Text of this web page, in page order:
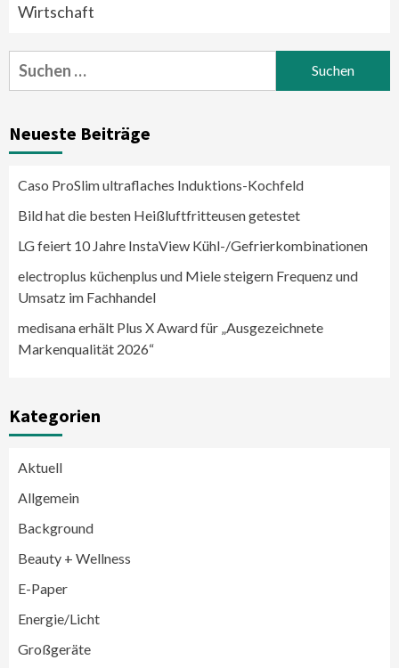
Wirtschaft
Suchen
nach:
Neueste Beiträge
Caso ProSlim ultraflaches Induktions-Kochfeld
Bild hat die besten Heißluftfritteusen getestet
LG feiert 10 Jahre InstaView Kühl-/Gefrierkombinationen
electroplus küchenplus und Miele steigern Frequenz und
Umsatz im Fachhandel
medisana erhält Plus X Award für „Ausgezeichnete
Markenqualität 2026“
Kategorien
Aktuell
Allgemein
Background
Beauty + Wellness
E-Paper
Energie/Licht
Großgeräte